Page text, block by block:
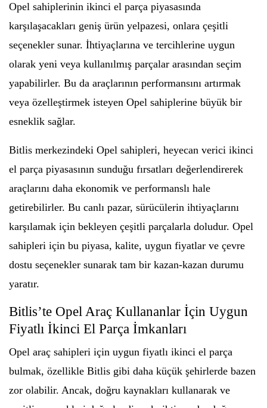
Opel sahiplerinin ikinci el parça piyasasında
karşılaşacakları geniş ürün yelpazesi, onlara çeşitli
seçenekler sunar. İhtiyaçlarına ve tercihlerine uygun
olarak yeni veya kullanılmış parçalar arasından seçim
yapabilirler. Bu da araçlarının performansını artırmak
veya özelleştirmek isteyen Opel sahiplerine büyük bir
esneklik sağlar.
Bitlis merkezindeki Opel sahipleri, heyecan verici ikinci
el parça piyasasının sunduğu fırsatları değerlendirerek
araçlarını daha ekonomik ve performanslı hale
getirebilirler. Bu canlı pazar, sürücülerin ihtiyaçlarını
karşılamak için bekleyen çeşitli parçalarla doludur. Opel
sahipleri için bu piyasa, kalite, uygun fiyatlar ve çevre
dostu seçenekler sunarak tam bir kazan-kazan durumu
yaratır.
Bitlis’te Opel Araç Kullananlar İçin Uygun
Fiyatlı İkinci El Parça İmkanları
Opel araç sahipleri için uygun fiyatlı ikinci el parça
bulmak, özellikle Bitlis gibi daha küçük şehirlerde bazen
zor olabilir. Ancak, doğru kaynakları kullanarak ve